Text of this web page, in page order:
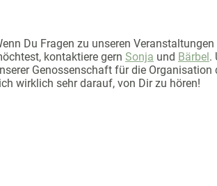
Du Fragen zu unseren
kontaktiere gern Sonja und Bärbel.
Genossenschaft für die
wirklich sehr darauf, von Dir zu hören!